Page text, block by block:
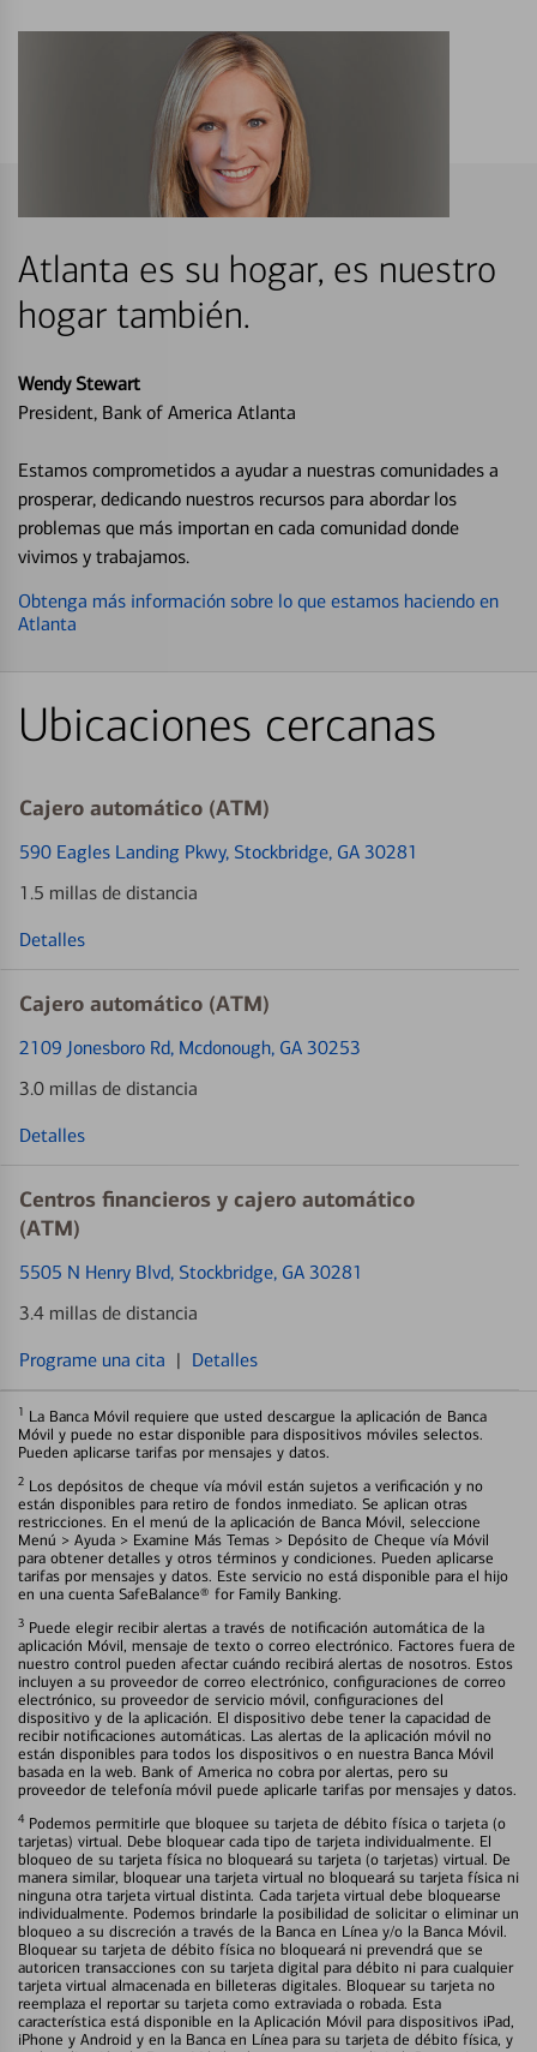
Atlanta es su hogar, es nuestro
hogar también.
Wendy Stewart
President, Bank of America Atlanta
Estamos comprometidos a ayudar a nuestras comunidades a
prosperar, dedicando nuestros recursos para abordar los
problemas que más importan en cada comunidad donde
vivimos y trabajamos.
Obtenga más información sobre lo que estamos haciendo en
Atlanta
Ubicaciones cercanas
Cajero automático (ATM)
590 Eagles Landing Pkwy, Stockbridge, GA 30281
1.5 millas de distancia
Detalles
Cajero automático (ATM)
2109 Jonesboro Rd, Mcdonough, GA 30253
3.0 millas de distancia
Detalles
Centros financieros y cajero automático
(ATM)
5505 N Henry Blvd, Stockbridge, GA 30281
3.4 millas de distancia
Programe una cita | Detalles
1 La Banca Móvil requiere que usted descargue la aplicación de Banca
Móvil y puede no estar disponible para dispositivos móviles selectos.
Pueden aplicarse tarifas por mensajes y datos.
2 Los depósitos de cheque vía móvil están sujetos a verificación y no
están disponibles para retiro de fondos inmediato. Se aplican otras
restricciones. En el menú de la aplicación de Banca Móvil, seleccione
Menú > Ayuda > Examine Más Temas > Depósito de Cheque vía Móvil
para obtener detalles y otros términos y condiciones. Pueden aplicarse
tarifas por mensajes y datos. Este servicio no está disponible para el hijo
en una cuenta SafeBalance® for Family Banking.
3 Puede elegir recibir alertas a través de notificación automática de la
aplicación Móvil, mensaje de texto o correo electrónico. Factores fuera de
nuestro control pueden afectar cuándo recibirá alertas de nosotros. Estos
incluyen a su proveedor de correo electrónico, configuraciones de correo
electrónico, su proveedor de servicio móvil, configuraciones del
dispositivo y de la aplicación. El dispositivo debe tener la capacidad de
recibir notificaciones automáticas. Las alertas de la aplicación móvil no
están disponibles para todos los dispositivos o en nuestra Banca Móvil
basada en la web. Bank of America no cobra por alertas, pero su
proveedor de telefonía móvil puede aplicarle tarifas por mensajes y datos.
4 Podemos permitirle que bloquee su tarjeta de débito física o tarjeta (o
tarjetas) virtual. Debe bloquear cada tipo de tarjeta individualmente. El
bloqueo de su tarjeta física no bloqueará su tarjeta (o tarjetas) virtual. De
manera similar, bloquear una tarjeta virtual no bloqueará su tarjeta física ni
ninguna otra tarjeta virtual distinta. Cada tarjeta virtual debe bloquearse
individualmente. Podemos brindarle la posibilidad de solicitar o eliminar un
bloqueo a su discreción a través de la Banca en Línea y/o la Banca Móvil.
Bloquear su tarjeta de débito física no bloqueará ni prevendrá que se
autoricen transacciones con su tarjeta digital para débito ni para cualquier
tarjeta virtual almacenada en billeteras digitales. Bloquear su tarjeta no
reemplaza el reportar su tarjeta como extraviada o robada. Esta
característica está disponible en la Aplicación Móvil para dispositivos iPad,
iPhone y Android y en la Banca en Línea para su tarjeta de débito física, y